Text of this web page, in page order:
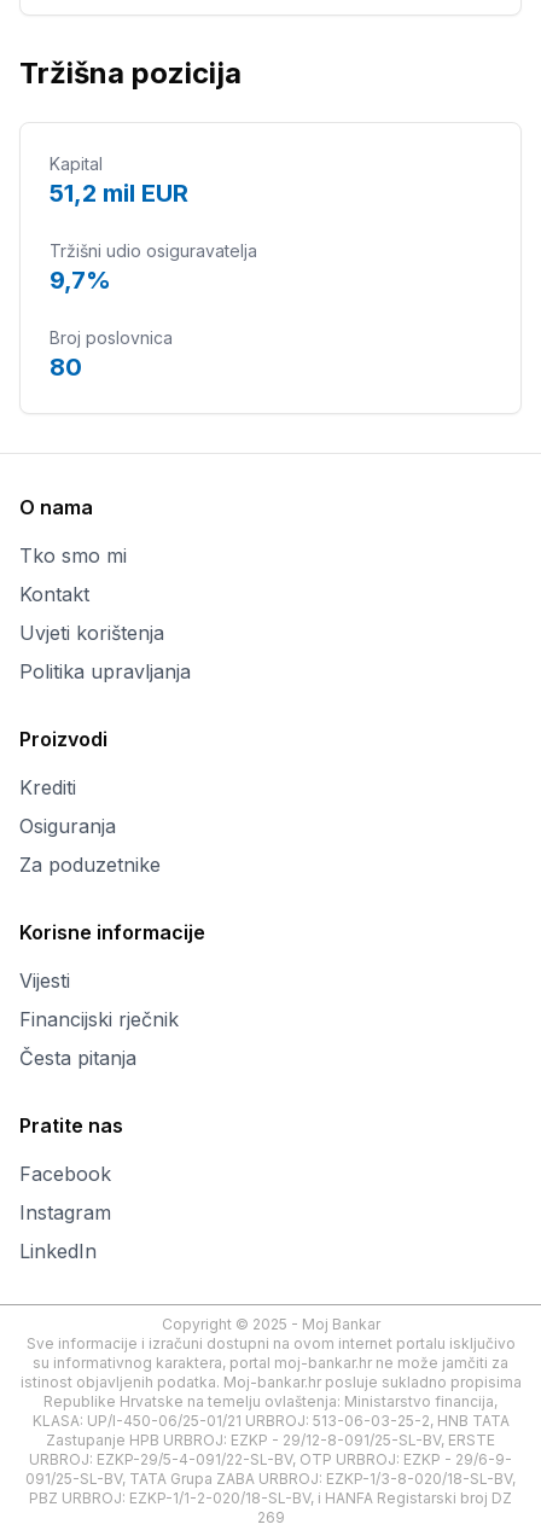
Tržišna pozicija
Kapital
51,2 mil EUR
Tržišni udio osiguravatelja
9,7%
Broj poslovnica
80
O nama
Tko smo mi
Kontakt
Uvjeti korištenja
Politika upravljanja
Proizvodi
Krediti
Osiguranja
Za poduzetnike
Korisne informacije
Vijesti
Financijski rječnik
Česta pitanja
Pratite nas
Facebook
Instagram
LinkedIn
Copyright © 2025 - Moj Bankar
Sve informacije i izračuni dostupni na ovom internet portalu isključivo
su informativnog karaktera, portal moj-bankar.hr ne može jamčiti za
istinost objavljenih podatka. Moj-bankar.hr posluje sukladno propisima
Republike Hrvatske na temelju ovlaštenja: Ministarstvo financija,
KLASA: UP/I-450-06/25-01/21 URBROJ: 513-06-03-25-2, HNB TATA
Zastupanje HPB URBROJ: EZKP - 29/12-8-091/25-SL-BV, ERSTE
URBROJ: EZKP-29/5-4-091/22-SL-BV, OTP URBROJ: EZKP - 29/6-9-
091/25-SL-BV, TATA Grupa ZABA URBROJ: EZKP-1/3-8-020/18-SL-BV,
PBZ URBROJ: EZKP-1/1-2-020/18-SL-BV, i HANFA Registarski broj DZ
269